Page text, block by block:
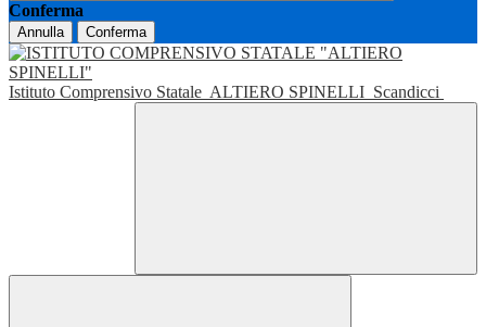
Conferma
Annulla Conferma
Istituto Comprensivo Statale ALTIERO SPINELLI Scandicci